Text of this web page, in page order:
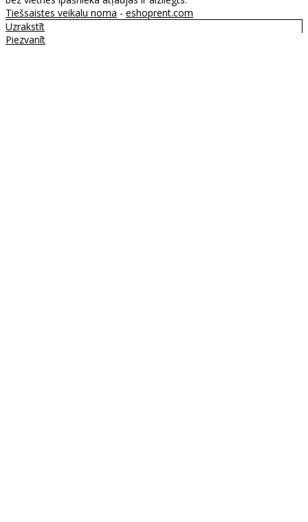
Tiešsaistes veikalu noma - eshoprent.com
Uzrakstīt
Piezvanīt